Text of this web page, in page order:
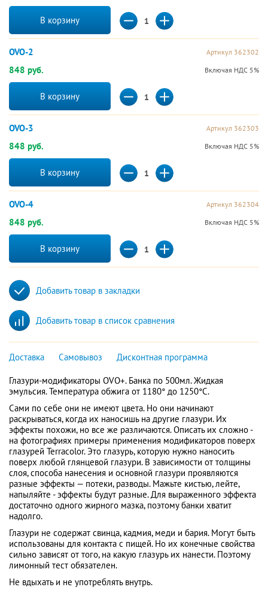
В корзину
OVO-2 Артикул 362302
848 руб. Включая НДС 5%
В корзину
OVO-3 Артикул 362303
848 руб. Включая НДС 5%
В корзину
OVO-4 Артикул 362304
848 руб. Включая НДС 5%
В корзину
Добавить товар в закладки
Добавить товар в список сравнения
Доставка Самовывоз Дисконтная программа
Глазури-модификаторы OVO+. Банка по 500мл. Жидкая
эмульсия. Температура обжига от 1180° до 1250°С.
Сами по себе они не имеют цвета. Но они начинают
раскрываться, когда их наносишь на другие глазури. Их
эффекты похожи, но все же различаются. Описать их сложно -
на фотографиях примеры применения модификаторов поверх
глазурей Terracolor. Это глазурь, которую нужно наносить
поверх любой глянцевой глазури. В зависимости от толщины
слоя, способа нанесения и основной глазури проявляются
разные эффекты — потеки, разводы. Мажьте кистью, лейте,
напыляйте - эффекты будут разные. Для выраженного эффекта
достаточно одного жирного мазка, поэтому банки хватит
надолго.
Глазури не содержат свинца, кадмия, меди и бария. Могут быть
использованы для контакта с пищей. Но их конечные свойства
сильно зависят от того, на какую глазурь их нанести. Поэтому
лимонный тест обязателен.
Не вдыхать и не употреблять внутрь.